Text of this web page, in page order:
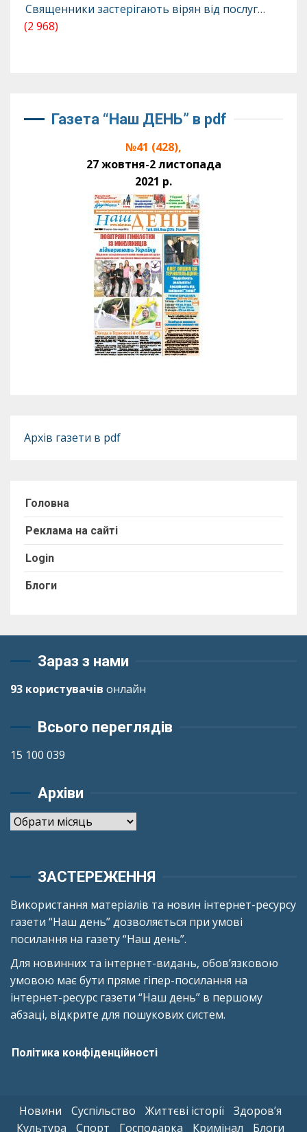
Священники застерігають вірян від послуг…
(2 968)
Газета “Наш ДЕНЬ” в pdf
№41 (428),
27 жовтня-2 листопада
2021 р.
Архів газети в pdf
Головна
Реклама на сайті
Login
Блоги
Зараз з нами
93 користувачів онлайн
Всього переглядів
15 100 039
Архіви
Архіви
ЗАСТЕРЕЖЕННЯ
Використання матеріалів та новин інтернет-ресурсу
газети “Наш день” дозволяється при умові
посилання на газету “Наш день”.
Для новинних та інтернет-видань, обов’язковою
умовою має бути пряме гіпер-посилання на
інтернет-ресурс газети “Наш день” в першому
абзаці, відкрите для пошукових систем.
Політика конфіденційності
Новини Суспільство Життєві історії
Здоров’я
Культура
Спорт Господарка Кримінал Блоги